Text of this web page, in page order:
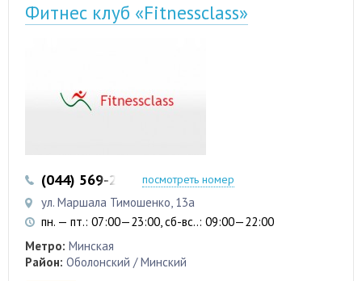
Фитнес клуб «Fitnessclass»
(044) 569-25-17 (044) 536-19-25
посмотреть номер
ул. Маршала Тимошенко, 13а
пн. — пт.: 07:00—23:00, сб-вс..: 09:00—22:00
Метро: Минская
Район: Оболонский / Минский